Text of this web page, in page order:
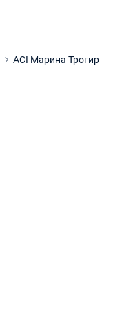
ACI Марина Трогир